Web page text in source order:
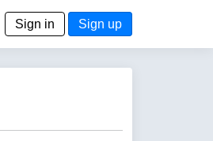
Sign in Sign up